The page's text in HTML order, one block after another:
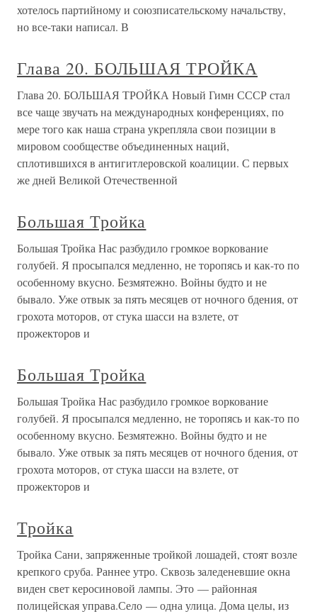
хотелось партийному и союзписательскому начальству,
но все-таки написал. В
Глава 20. БОЛЬШАЯ ТРОЙКА
Глава 20. БОЛЬШАЯ ТРОЙКА Новый Гимн СССР стал
все чаще звучать на международных конференциях, по
мере того как наша страна укрепляла свои позиции в
мировом сообществе объединенных наций,
сплотившихся в антигитлеровской коалиции. С первых
же дней Великой Отечественной
Большая Тройка
Большая Тройка Нас разбудило громкое воркование
голубей. Я просыпался медленно, не торопясь и как-то по
особенному вкусно. Безмятежно. Войны будто и не
бывало. Уже отвык за пять месяцев от ночного бдения, от
грохота моторов, от стука шасси на взлете, от
прожекторов и
Большая Тройка
Большая Тройка Нас разбудило громкое воркование
голубей. Я просыпался медленно, не торопясь и как-то по
особенному вкусно. Безмятежно. Войны будто и не
бывало. Уже отвык за пять месяцев от ночного бдения, от
грохота моторов, от стука шасси на взлете, от
прожекторов и
Тройка
Тройка Сани, запряженные тройкой лошадей, стоят возле
крепкого сруба. Раннее утро. Сквозь заледеневшие окна
виден свет керосиновой лампы. Это — районная
полицейская управа.Село — одна улица. Дома целы, из